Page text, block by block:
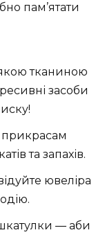
пам’ятати
тканиною
засоби
та запахів.
ювеліра
― аби